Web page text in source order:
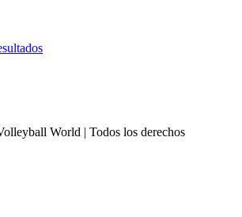
World | Todos los derechos